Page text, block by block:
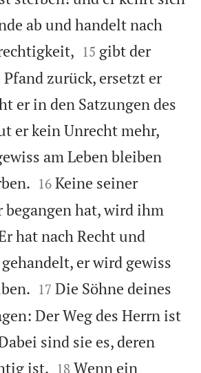
ab und handelt nach


15 gibt der
zurück, ersetzt er
er in den Satzungen des
er kein Unrecht mehr,
am Leben bleiben


16 Keine seiner
begangen hat, wird ihm
hat nach Recht und
er wird gewiss


17 Die Söhne deines
Der Weg des Herrn ist
sind sie es, deren
ist. 

18 Wenn ein